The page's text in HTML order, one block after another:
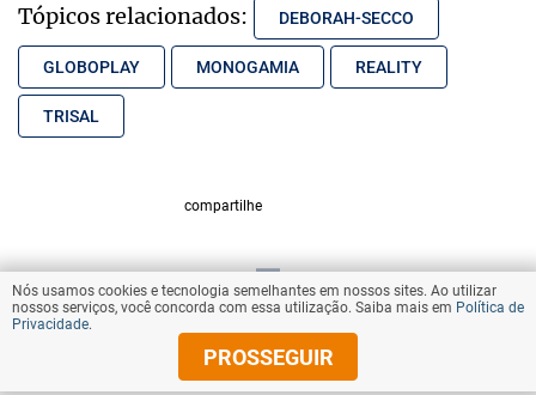
Tópicos relacionados: DEBORAH-SECCO
GLOBOPLAY MONOGAMIA REALITY
TRISAL
compartilhe
VOLTAR AO TOPO
© Copyright 2025 Diários Associados
Nós usamos cookies e tecnologia semelhantes em nossos sites. Ao utilizar
nossos serviços, você concorda com essa utilização. Saiba mais em Política de
Privacidade.
PROSSEGUIR